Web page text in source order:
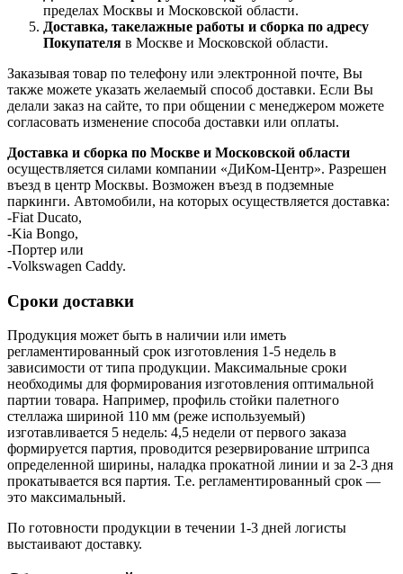
пределах Москвы и Московской области.
Доставка, такелажные работы и сборка по адресу
Покупателя в Москве и Московской области.
Заказывая товар по телефону или электронной почте, Вы
также можете указать желаемый способ доставки. Если Вы
делали заказ на сайте, то при общении с менеджером можете
согласовать изменение способа доставки или оплаты.
Доставка и сборка по Москве и Московской области
осуществляется силами компании «ДиКом-Центр». Разрешен
въезд в центр Москвы. Возможен въезд в подземные
паркинги. Автомобили, на которых осуществляется доставка:
-Fiat Ducato,
-Kia Bongo,
-Портер или
-Volkswagen Caddy.
Сроки доставки
Продукция может быть в наличии или иметь
регламентированный срок изготовления 1-5 недель в
зависимости от типа продукции. Максимальные сроки
необходимы для формирования изготовления оптимальной
партии товара. Например, профиль стойки палетного
стеллажа шириной 110 мм (реже используемый)
изготавливается 5 недель: 4,5 недели от первого заказа
формируется партия, проводится резервирование штрипса
определенной ширины, наладка прокатной линии и за 2-3 дня
прокатывается вся партия. Т.е. регламентированный срок —
это максимальный.
По готовности продукции в течении 1-3 дней логисты
выстаивают доставку.